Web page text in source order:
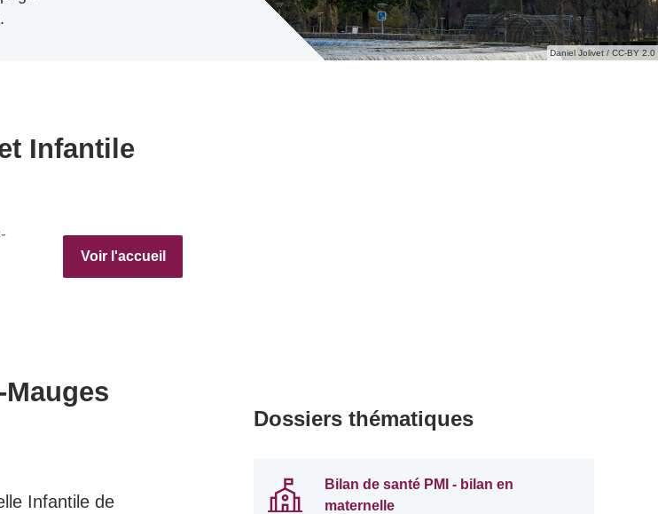
Daniel Jolivet / CC-BY 2.0
Infantile
Voir l'accueil
Infantile de
Dossiers thématiques
Bilan de santé PMI - bilan en
maternelle